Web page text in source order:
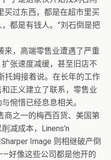
买过东西，都是在超市里买
都是有钱人。”刘石倒是把
来，高端零售业遭遇了严重
张速度减缓，甚至旧店不
托姆接着说。在长年的工作
正义建立了联系，零售业
惋惜已经息息相关。
商之一的梅西百货、美国第
减成本，Linens’n
Image 则相继破产倒
好像这些公司都是他开的